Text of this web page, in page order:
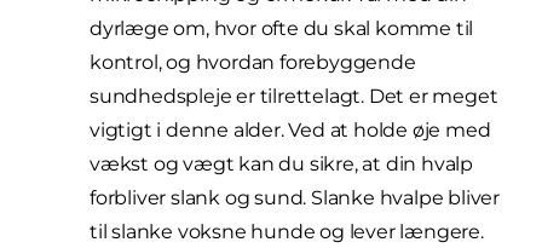
dyrlæge om, hvor ofte du skal komme til
kontrol, og hvordan forebyggende
sundhedspleje er tilrettelagt. Det er meget
vigtigt i denne alder. Ved at holde øje med
vækst og vægt kan du sikre, at din hvalp
forbliver slank og sund. Slanke hvalpe bliver
til slanke voksne hunde og lever længere.